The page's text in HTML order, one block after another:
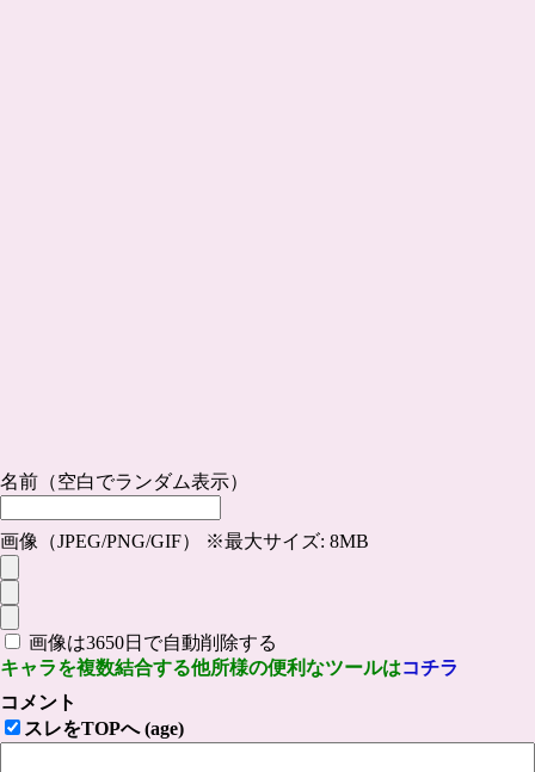
名前（空白でランダム表示）
画像（JPEG/PNG/GIF） ※最大サイズ: 8MB
画像は3650日で自動削除する
キャラを複数結合する他所様の便利なツールはコチラ
コメント
スレをTOPへ (age)